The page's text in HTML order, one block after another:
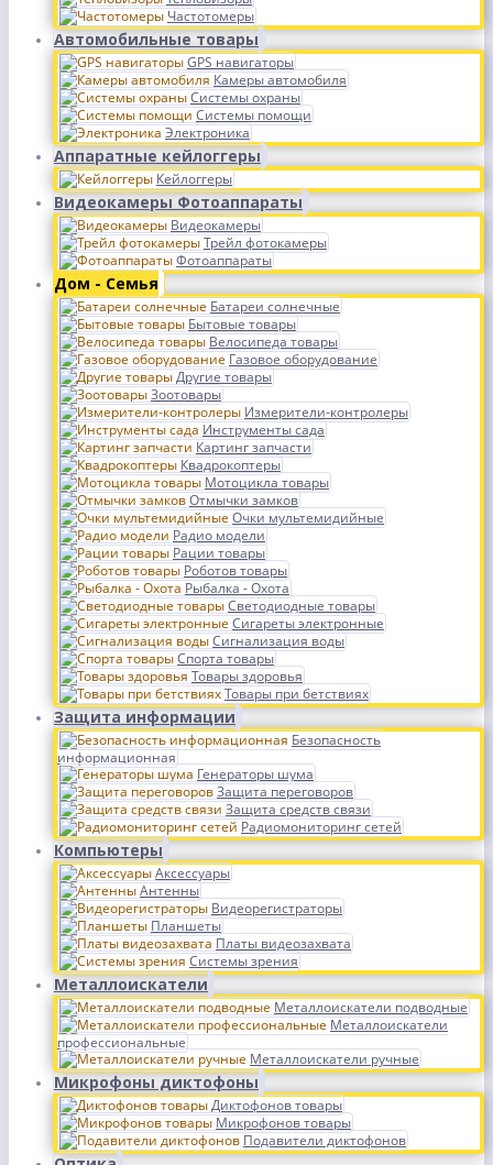
Частотомеры
Автомобильные товары
GPS навигаторы
Камеры автомобиля
Системы охраны
Системы помощи
Электроника
Аппаратные кейлоггеры
Кейлоггеры
Видеокамеры Фотоаппараты
Видеокамеры
Трейл фотокамеры
Фотоаппараты
Дом - Семья
Батареи солнечные
Бытовые товары
Велосипеда товары
Газовое оборудование
Другие товары
Зоотовары
Измерители-контролеры
Инструменты сада
Картинг запчасти
Квадрокоптеры
Мотоцикла товары
Отмычки замков
Очки мультемидийные
Радио модели
Рации товары
Роботов товары
Рыбалка - Охота
Светодиодные товары
Сигареты электронные
Сигнализация воды
Спорта товары
Товары здоровья
Товары при бетствиях
Защита информации
Безопасность
информационная
Генераторы шума
Защита переговоров
Защита средств связи
Радиомониторинг сетей
Компьютеры
Аксессуары
Антенны
Видеорегистраторы
Планшеты
Платы видеозахвата
Системы зрения
Металлоискатели
Металлоискатели подводные
Металлоискатели
профессиональные
Металлоискатели ручные
Микрофоны диктофоны
Диктофонов товары
Микрофонов товары
Подавители диктофонов